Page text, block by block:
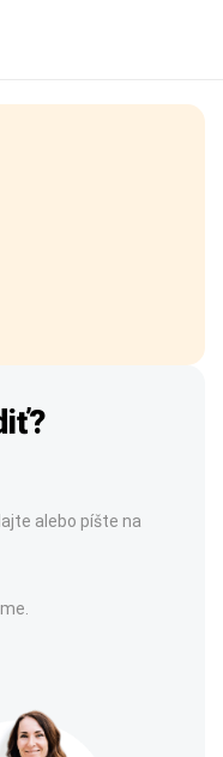
alebo píšte na